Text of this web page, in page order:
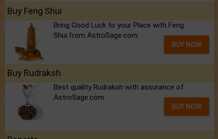
Buy Feng Shui
Bring Good Luck to your Place with Feng
Shui.from AstroSage.com
BUY NOW
Buy Rudraksh
Best quality Rudraksh with assurance of
AstroSage.com
BUY NOW